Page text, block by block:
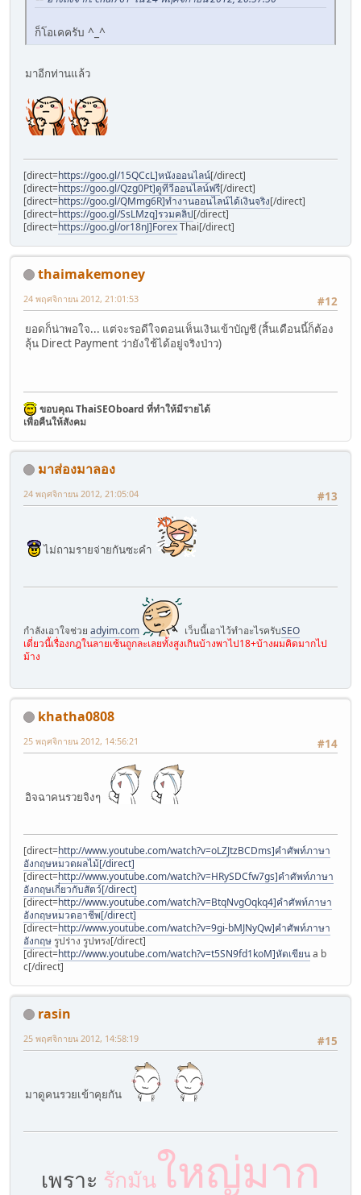
ก็โอเคครับ ^_^
มาอีกท่านแล้ว
[direct=https://goo.gl/15QCcL]หนังออนไลน์[/direct]
[direct=https://goo.gl/Qzg0Pt]ดูทีวีออนไลน์ฟรี[/direct]
[direct=https://goo.gl/QMmg6R]ทำงานออนไลน์ได้เงินจริง[/direct]
[direct=https://goo.gl/SsLMzq]รวมคลิป[/direct]
[direct=https://goo.gl/or18nJ]ForexThai[/direct]
thaimakemoney
#12
24 พฤศจิกายน 2012, 21:01:53
ยอดก็น่าพอใจ... แต่จะรอดีใจตอนเห็นเงินเข้าบัญชี (สิ้นเดือนนี้ก็ต้อง
ลุ้น Direct Payment ว่ายังใช้ได้อยู่จริงป่าว)
ขอบคุณ ThaiSEOboard ที่ทำให้มีรายได้
เพื่อคืนให้สังคม
มาส่องมาลอง
#13
24 พฤศจิกายน 2012, 21:05:04
ไม่ถามรายจ่ายกันซะคำ
กำลังเอาใจช่วย adyim.com เว็บนี้เอาไว้ทำอะไรครับSEO
เดี่ยวนี้เรื่องกฎในลายเซ้นถูกละเลยทั้งสูงเกินบ้างพาไป18+บ้างผมคิดมากไป
ม้าง
khatha0808
#14
25 พฤศจิกายน 2012, 14:56:21
อิจฉาคนรวยจิงๆ
[direct=http://www.youtube.com/watch?v=oLZJtzBCDms]คำศัพท์ภาษา
อังกฤษหมวดผลไม้[/direct]
[direct=http://www.youtube.com/watch?v=HRySDCfw7gs]คำศัพท์ภาษา
อังกฤษเกี่ยวกับสัตว์[/direct]
[direct=http://www.youtube.com/watch?v=BtqNvgOqkq4]คำศัพท์ภาษา
อังกฤษหมวดอาชีพ[/direct]
[direct=http://www.youtube.com/watch?v=9gi-bMJNyQw]คำศัพท์ภาษา
อังกฤษ รูปร่าง รูปทรง[/direct]
[direct=http://www.youtube.com/watch?v=t5SN9fd1koM]หัดเขียนa b
c[/direct]
rasin
#15
25 พฤศจิกายน 2012, 14:58:19
มาดูคนรวยเข้าคุยกัน
เพราะ รักมันใหญ่มาก